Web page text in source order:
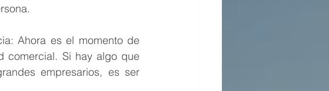
Ahora es el momento de
comercial. Si hay algo que
empresarios, es ser